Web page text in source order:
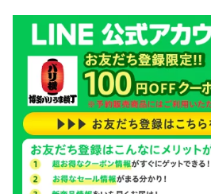
またの機会がございましたら、ぜひご利
とうございました！